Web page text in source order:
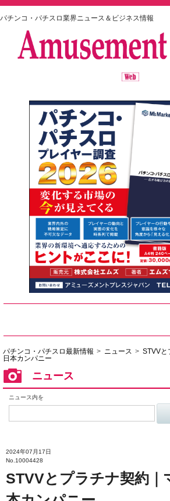
パチンコ・パチスロ業界ニュース＆ビジネス情報
パチンコ・パチスロ最新情報 ニュース
STVVと
日本カンパニー
ニュース
ニュース内を
2024年07月17日
No.10004428
STVVとプラチナ契約｜